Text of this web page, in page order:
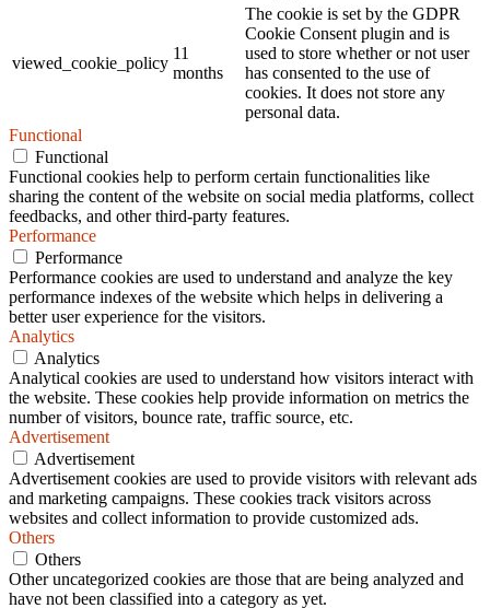
viewed_cookie_policy
11
months
The cookie is set by the GDPR
Cookie Consent plugin and is
used to store whether or not user
has consented to the use of
cookies. It does not store any
personal data.
Functional
Functional
Functional cookies help to perform certain functionalities like
sharing the content of the website on social media platforms, collect
feedbacks, and other third-party features.
Performance
Performance
Performance cookies are used to understand and analyze the key
performance indexes of the website which helps in delivering a
better user experience for the visitors.
Analytics
Analytics
Analytical cookies are used to understand how visitors interact with
the website. These cookies help provide information on metrics the
number of visitors, bounce rate, traffic source, etc.
Advertisement
Advertisement
Advertisement cookies are used to provide visitors with relevant ads
and marketing campaigns. These cookies track visitors across
websites and collect information to provide customized ads.
Others
Others
Other uncategorized cookies are those that are being analyzed and
have not been classified into a category as yet.